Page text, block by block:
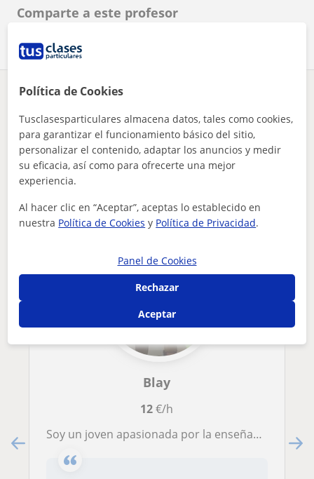
Comparte a este profesor
¿Hay algún error en este perfil?
Tus clases particulares Historia Valencia
Puçol
graduado en historia busca teletrabajo para impartir clases
Otros profesores de Historia en Puçol que
Blay
12€/h
Soy un joven apasionada por la enseñanza y la educación. Estudio pedagogía y trabajo con niños día a día como monitor.
Política de Cookies
Tusclasesparticulares almacena datos, tales como cookies,
para garantizar el funcionamiento básico del sitio,
personalizar el contenido, adaptar los anuncios y medir
su eficacia, así como para ofrecerte una mejor
experiencia.
Al hacer clic en “Aceptar”, aceptas lo establecido en
nuestra Política de Cookies y Política de Privacidad.
Panel de Cookies
Rechazar
Aceptar